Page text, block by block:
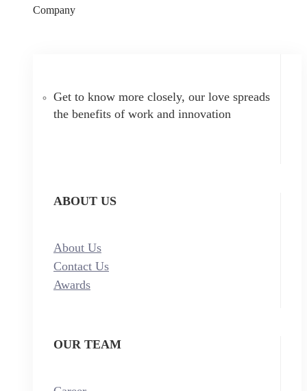
Company
Get to know more closely, our love spreads
the benefits of work and innovation
ABOUT US
About Us
Contact Us
Awards
OUR TEAM